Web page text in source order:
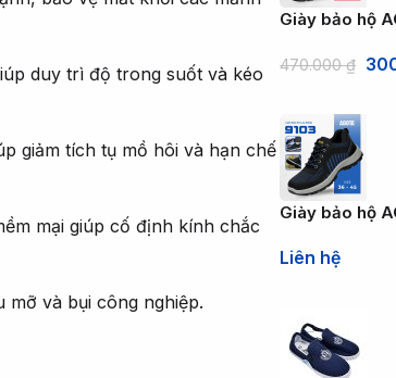
duy trì độ trong suốt và kéo
giảm tích tụ mồ hôi và hạn chế
mại giúp cố định kính chắc
mỡ và bụi công nghiệp.
Giày bảo hộ
470.000₫
Giày bảo hộ
Liên hệ